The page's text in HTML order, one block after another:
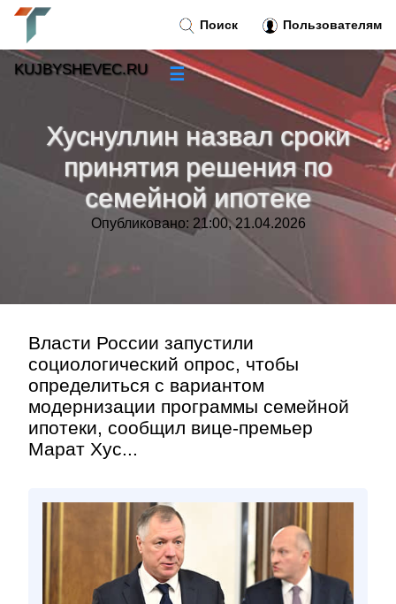
Хуснуллин назвал сроки
принятия решения по
семейной ипотеке
Опубликовано: 21:00, 21.04.2026
Власти России запустили
социологический опрос, чтобы
определиться с вариантом
модернизации программы семейной
ипотеки, сообщил вице-премьер
Марат Хус...
Поиск Пользователям
KUJBYSHEVEC.RU ☰
Новости»
Тренды новостей »
Рубрики»
Контакт»